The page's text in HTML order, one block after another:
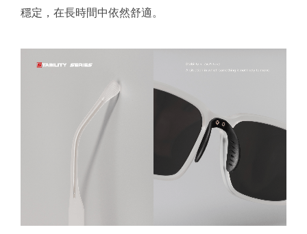
穩定，在長時間中依然舒適。